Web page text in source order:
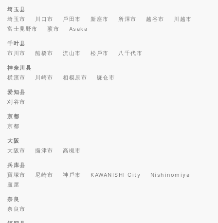
埼玉县
埼玉市
川口市 戶田市 新座市 所澤市 越谷市
川越市
富士見野市
蕨市 Asaka
千叶县
市川市
船橋市 流山市 松戶市 八千代市
神奈川县
橫濱市
川崎市 相模原市 镰仓市
爱知县
刈谷市
京都
京都
大阪
大阪市
攝津市 高槻市
兵库县
寶塚市
尼崎市 神戶市 KAWANISHI City
Nishinomiya
蘆屋
奈良
奈良市